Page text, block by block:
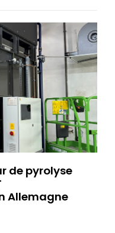
de pyrolyse
Allemagne